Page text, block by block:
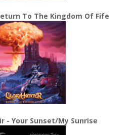
To The Kingdom Of Fife
- Your Sunset/My Sunrise